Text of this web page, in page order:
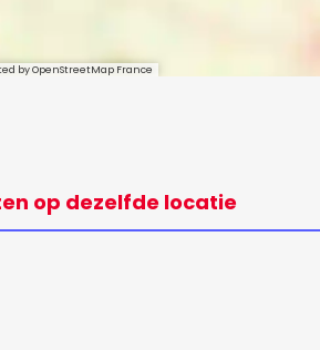
by OpenStreetMap France
op dezelfde locatie